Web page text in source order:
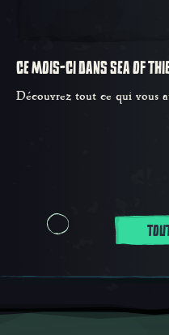
CE MOIS-CI DANS SEA OF
Découvrez tout ce qui vous